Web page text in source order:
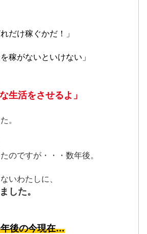
だけ稼ぐかだ！」
稼がないといけない」
生活をさせるよ」
。
のですが・・・数年後。
いわたしに、
した。
後の今現在…